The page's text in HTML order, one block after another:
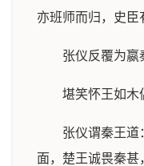
亦班师而归，史臣
张仪反覆为嬴
堪笑怀王如木
张仪谓秦王道
面，楚王诚畏秦甚